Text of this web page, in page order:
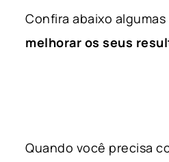
Confira abaixo
melhorar os seus
Quando você precisa